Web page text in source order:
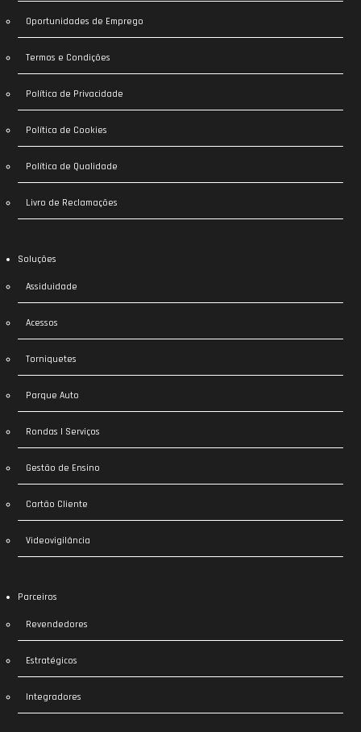
Oportunidades de Emprego
Termos e Condições
Política de Privacidade
Política de Cookies
Política de Qualidade
Livro de Reclamações
Soluções
Assiduidade
Acessos
Torniquetes
Parque Auto
Rondas | Serviços
Gestão de Ensino
Cartão Cliente
Videovigilância
Parceiros
Revendedores
Estratégicos
Integradores